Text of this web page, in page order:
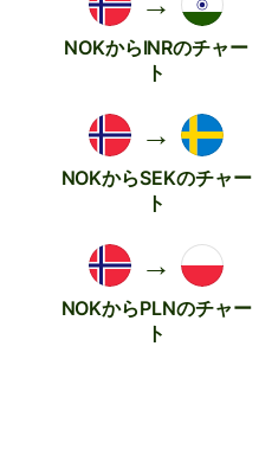
NOKからINRのチャー
ト
→
NOKからSEKのチャー
ト
→
NOKからPLNのチャー
ト